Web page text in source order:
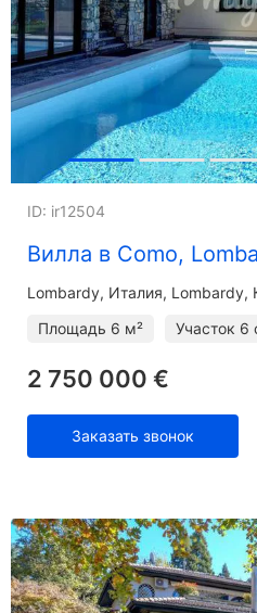
Вилла в Como,
ID: ir12504
Lombardy Италия, Lombardy,
Площадь 6 м² Участок 6
2 750 000 €
Заказать звонок